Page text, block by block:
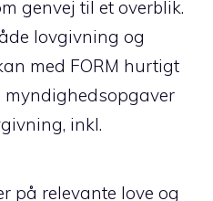
genvej til et overblik.
lovgivning og
med FORM hurtigt
myndighedsopgaver
inkl.
på relevante love og